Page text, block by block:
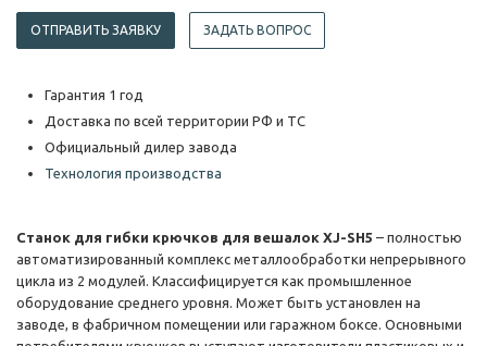
ОТПРАВИТЬ ЗАЯВКУ ЗАДАТЬ ВОПРОС
Гарантия 1 год
Доставка по всей территории РФ и ТС
Официальный дилер завода
Технология производства
Станок для гибки крючков для вешалок XJ-SH5 – полностью
автоматизированный комплекс металлообработки непрерывного
цикла из 2 модулей. Классифицируется как промышленное
оборудование среднего уровня. Может быть установлен на
заводе, в фабричном помещении или гаражном боксе. Основными